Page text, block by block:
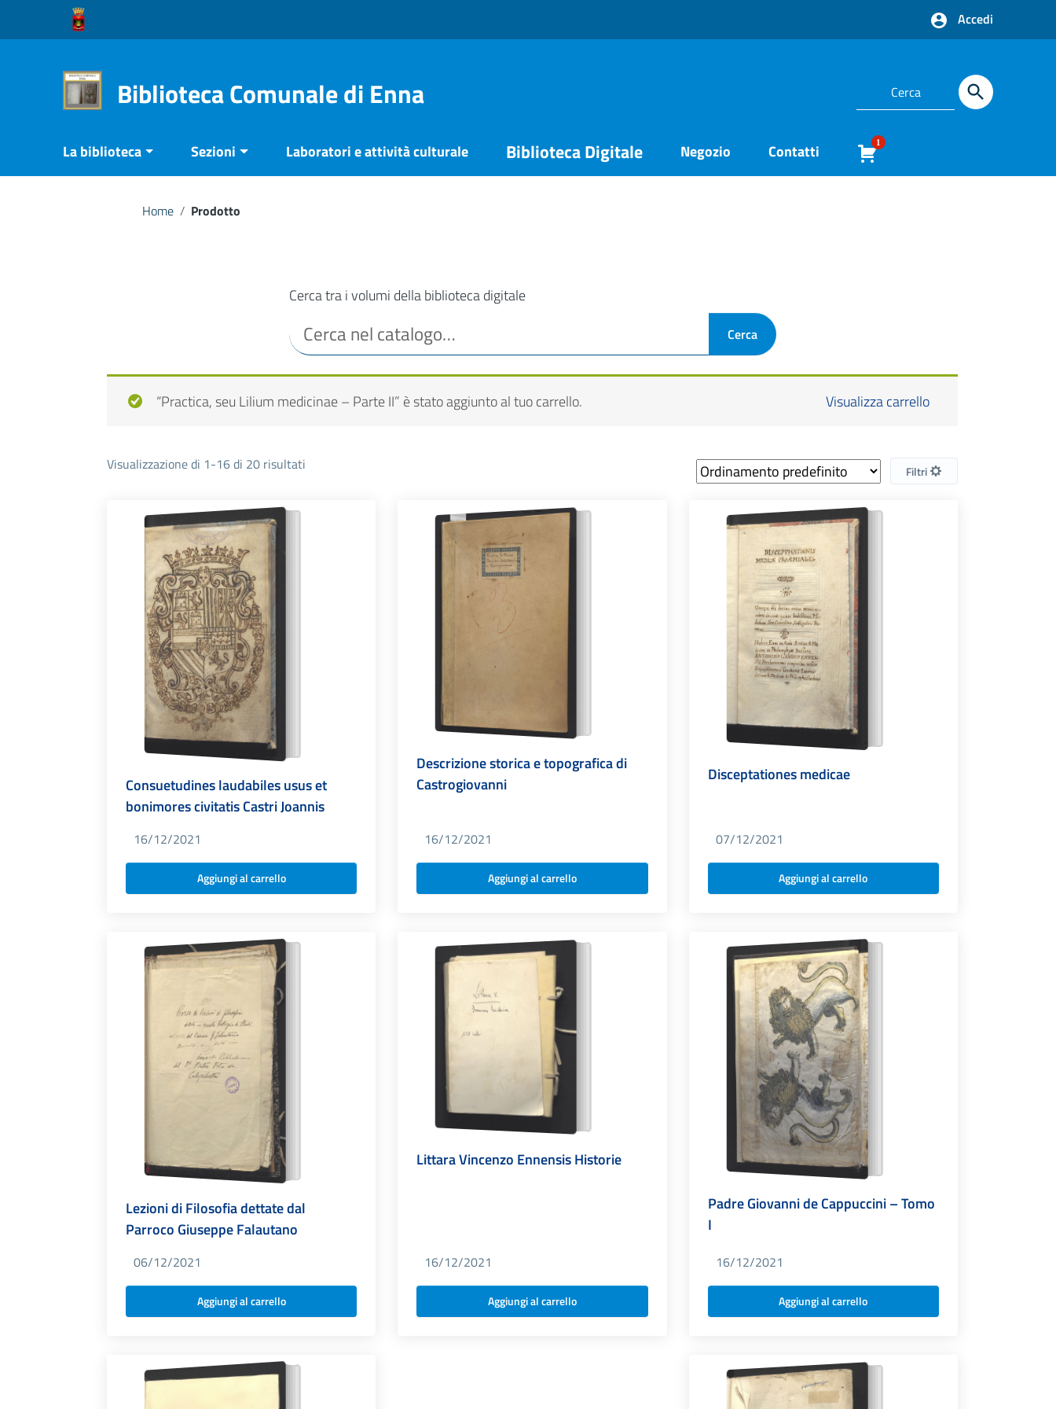
Vai ai contenuti
Vai al menu di navigazione
Accedi
Biblioteca Comunale di Enna
La biblioteca Sezioni Laboratori e attività culturale Biblioteca Digitale Negozio Contatti 1
Home / Prodotto
Cerca tra i volumi della biblioteca digitale
Cerca
Visualizza carrello
“Practica, seu Lilium medicinae – Parte II” è stato aggiunto al tuo carrello.
Visualizzazione di 1-16 di 20 risultati Filtri
Consuetudines laudabiles usus et
bonimores civitatis Castri Joannis
16/12/2021
Aggiungi al carrello
Descrizione storica e topografica di
Castrogiovanni
16/12/2021
Aggiungi al carrello
Disceptationes medicae
07/12/2021
Aggiungi al carrello
Lezioni di Filosofia dettate dal
Parroco Giuseppe Falautano
06/12/2021
Aggiungi al carrello
Littara Vincenzo Ennensis Historie
16/12/2021
Aggiungi al carrello
Padre Giovanni de Cappuccini – Tomo
I
16/12/2021
Aggiungi al carrello